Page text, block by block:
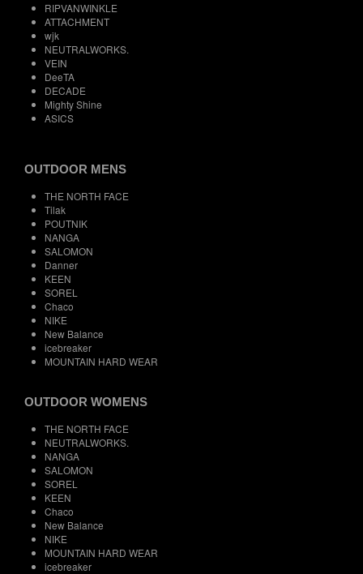
RIPVANWINKLE
ATTACHMENT
wjk
NEUTRALWORKS.
VEIN
DeeTA
DECADE
Mighty Shine
ASICS
OUTDOOR MENS
THE NORTH FACE
Tilak
POUTNIK
NANGA
SALOMON
Danner
KEEN
SOREL
Chaco
NIKE
New Balance
icebreaker
MOUNTAIN HARD WEAR
OUTDOOR WOMENS
THE NORTH FACE
NEUTRALWORKS.
NANGA
SALOMON
SOREL
KEEN
Chaco
New Balance
NIKE
MOUNTAIN HARD WEAR
icebreaker